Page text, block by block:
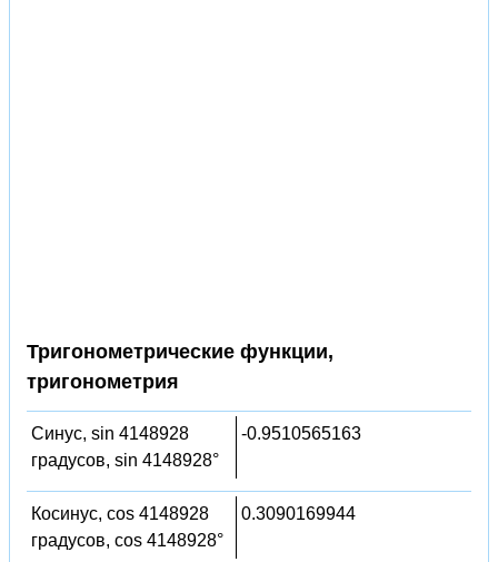
Тригонометрические функции,
тригонометрия
Синус, sin 4148928
градусов, sin 4148928°
-0.9510565163
Косинус, cos 4148928
градусов, cos 4148928°
0.3090169944